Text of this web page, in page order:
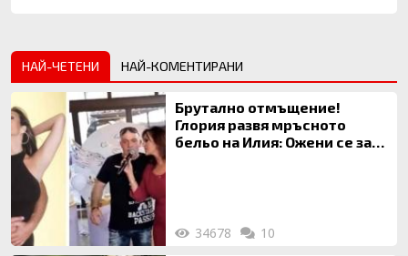
НАЙ-ЧЕТЕНИ НАЙ-КОМЕНТИРАНИ
Брутално отмъщение!
Глория развя мръсното
бельо на Илия: Ожени се за
34678 10